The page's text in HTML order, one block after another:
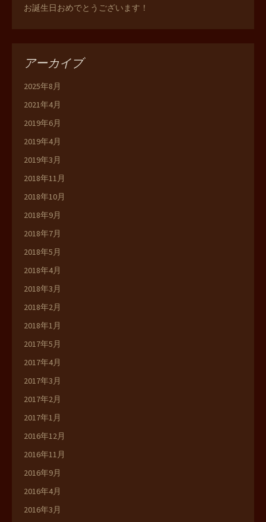
お誕生日おめでとうございます！
アーカイブ
2025年8月
2021年4月
2019年6月
2019年4月
2019年3月
2018年11月
2018年10月
2018年9月
2018年7月
2018年5月
2018年4月
2018年3月
2018年2月
2018年1月
2017年5月
2017年4月
2017年3月
2017年2月
2017年1月
2016年12月
2016年11月
2016年9月
2016年4月
2016年3月